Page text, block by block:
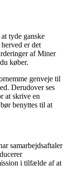
tyde ganske
er det
af Miner
køber.
genveje til
Derudover ses
at skrive en
benyttes til at
samarbejdsaftaler
i tilfælde af at